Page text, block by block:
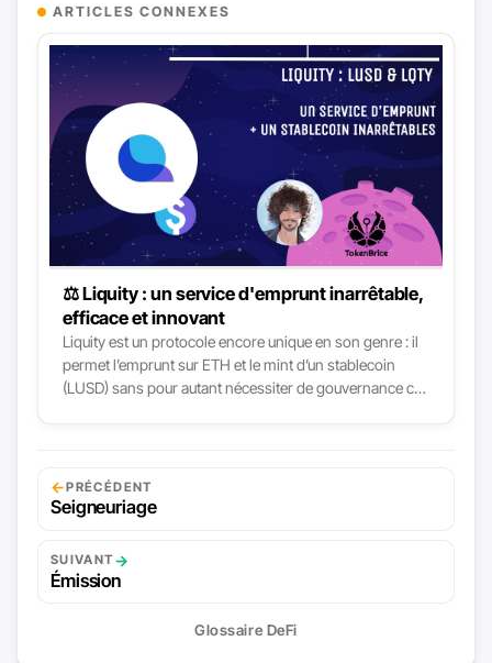
ARTICLES CONNEXES
⚖️ Liquity : un service d'emprunt inarrêtable,
efficace et innovant
Liquity est un protocole encore unique en son genre : il
permet l’emprunt sur ETH et le mint d’un stablecoin
(LUSD) sans pour autant nécessiter de gouvernance ce
déployés et comme ils n’ont pas de fonctions
administratives, rien ne peut les arrêter tant que le
←PRÉCÉDENT
Seigneuriage
SUIVANT →
Émission
Glossaire DeFi